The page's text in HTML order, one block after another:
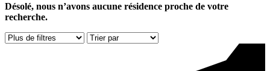
Désolé, nous n’avons aucune résidence proche de votre
recherche.